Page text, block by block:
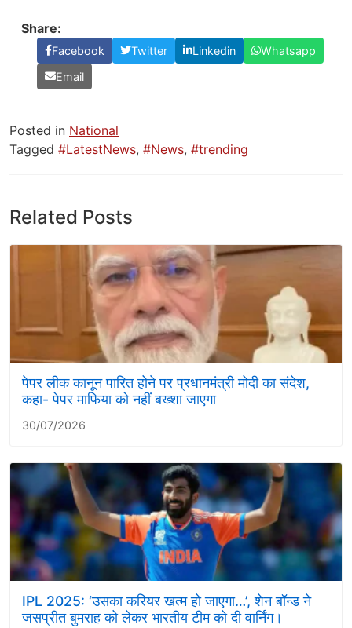
Share:
Facebook Twitter Linkedin
Whatsapp
Email
Posted in National
Tagged #LatestNews, #News, #trending
Related Posts
पेपर लीक कानून पारित होने पर प्रधानमंत्री मोदी का संदेश,
कहा- पेपर माफिया को नहीं बख्शा जाएगा
30/07/2026
IPL 2025: ‘उसका करियर खत्म हो जाएगा…’, शेन बॉन्ड ने
जसप्रीत बुमराह को लेकर भारतीय टीम को दी वार्निंग।